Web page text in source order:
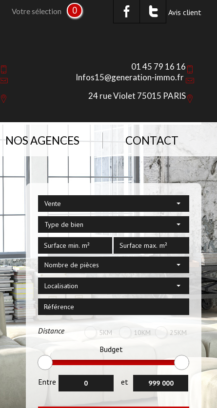
Votre sélection 0 Avis client
01 45 79 16 16
Infos15@generation-immo.fr
24 rue Violet 75015 PARIS
NOS AGENCES CONTACT
Vente
Type de bien
Nombre de pièces
Localisation
Distance 5KM 10KM 25KM
Budget
Entre et